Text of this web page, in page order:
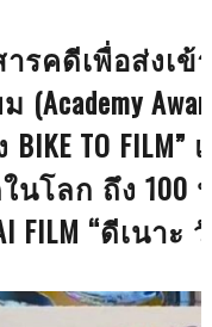
รคดีเพื่อส่งเข้
BIKE TO
โลก ถึง 100 น
FILM “ดีเนาะ